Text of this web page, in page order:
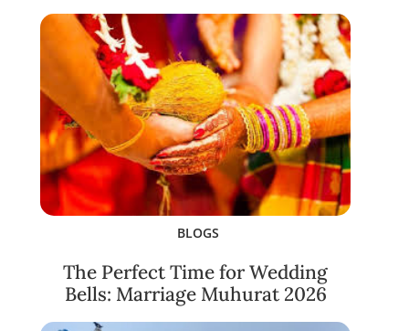
BLOGS
The Perfect Time for Wedding
Bells: Marriage Muhurat 2026